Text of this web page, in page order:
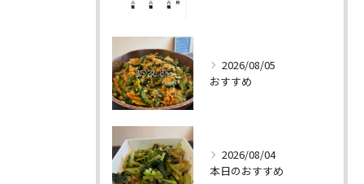
2026/08/05
おすすめ
2026/08/04
本日のおすすめ